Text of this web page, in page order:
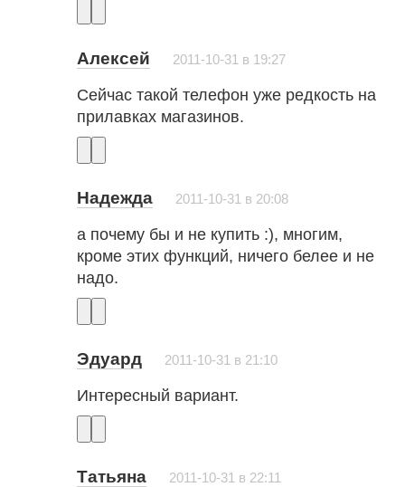
Алексей 2011-10-31 в 19:27
Сейчас такой телефон уже редкость на
прилавках магазинов.
Надежда 2011-10-31 в 20:08
а почему бы и не купить :), многим,
кроме этих функций, ничего белее и не
надо.
Эдуард 2011-10-31 в 21:10
Интересный вариант.
Татьяна 2011-10-31 в 22:11